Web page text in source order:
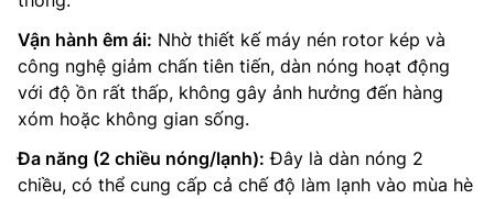
Vận hành êm ái: Nhờ thiết kế máy nén rotor kép và
công nghệ giảm chấn tiên tiến, dàn nóng hoạt động
với độ ồn rất thấp, không gây ảnh hưởng đến hàng
xóm hoặc không gian sống.
Đa năng (2 chiều nóng/lạnh): Đây là dàn nóng 2
chiều, có thể cung cấp cả chế độ làm lạnh vào mùa hè